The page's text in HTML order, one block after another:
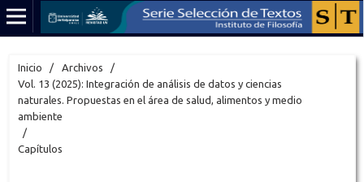
Inicio / Archivos
/
Vol. 13 (2025): Integración de análisis de datos y ciencias
naturales. Propuestas en el área de salud, alimentos y medio
ambiente
/
Capítulos